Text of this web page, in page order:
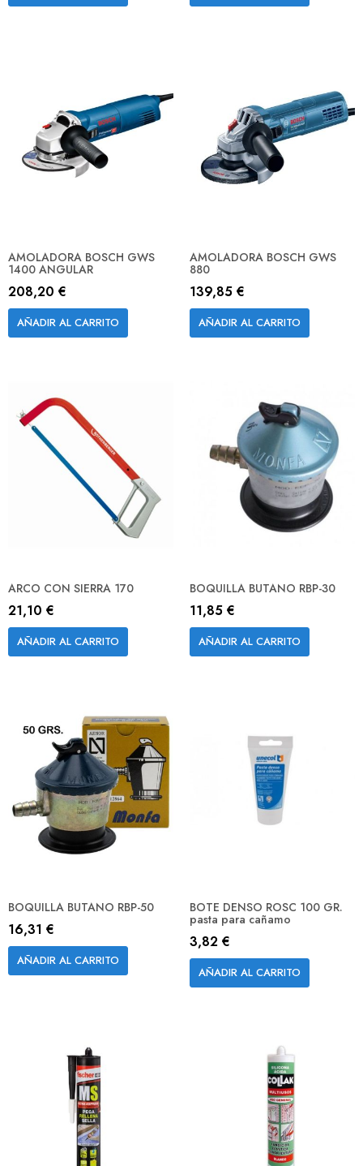
AMOLADORA BOSCH GWS
1400 ANGULAR
208,20 €
AÑADIR AL CARRITO
AMOLADORA BOSCH GWS
880
139,85 €
AÑADIR AL CARRITO
ARCO CON SIERRA 170
21,10 €
AÑADIR AL CARRITO
BOQUILLA BUTANO RBP-30
11,85 €
AÑADIR AL CARRITO
BOQUILLA BUTANO RBP-50
16,31 €
AÑADIR AL CARRITO
BOTE DENSO ROSC 100 GR.
pasta para cañamo
3,82 €
AÑADIR AL CARRITO